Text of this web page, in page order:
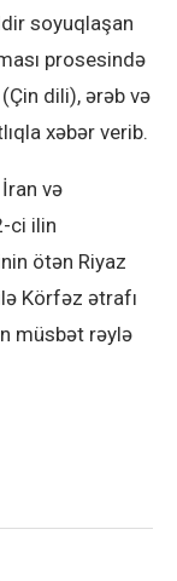
soyuqlaşan
prosesində
dili), ərəb və
xəbər verib.
və
ci ilin
ötən Riyaz
Körfəz ətrafı
müsbət rəylə